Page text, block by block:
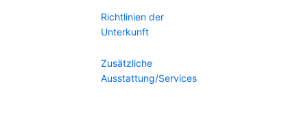
Richtlinien der
Unterkunft
Zusätzliche
Ausstattung/Services